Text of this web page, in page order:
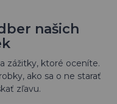
našich
zážitky, ktoré oceníte.
ako sa o ne starať
zľavu.